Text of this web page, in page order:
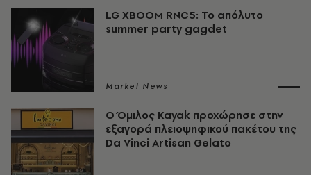
LG XBOOM RNC5: Το απόλυτο
summer party gagdet
Market News
Ο Όμιλος Kayak προχώρησε στην
εξαγορά πλειοψηφικού πακέτου της
Da Vinci Artisan Gelato